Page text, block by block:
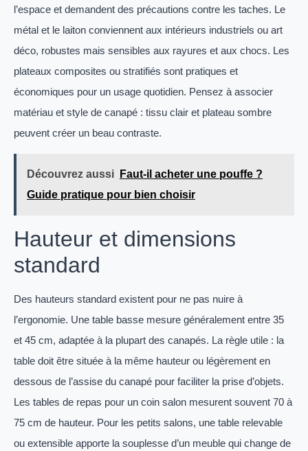
l’espace et demandent des précautions contre les taches. Le
métal et le laiton conviennent aux intérieurs industriels ou art
déco, robustes mais sensibles aux rayures et aux chocs. Les
plateaux composites ou stratifiés sont pratiques et
économiques pour un usage quotidien. Pensez à associer
matériau et style de canapé : tissu clair et plateau sombre
peuvent créer un beau contraste.
Découvrez aussi
Faut-il acheter une pouffe ?
Guide pratique pour bien choisir
Hauteur et dimensions
standard
Des hauteurs standard existent pour ne pas nuire à
l’ergonomie. Une table basse mesure généralement entre 35
et 45 cm, adaptée à la plupart des canapés. La règle utile : la
table doit être située à la même hauteur ou légèrement en
dessous de l’assise du canapé pour faciliter la prise d’objets.
Les tables de repas pour un coin salon mesurent souvent 70 à
75 cm de hauteur. Pour les petits salons, une table relevable
ou extensible apporte la souplesse d’un meuble qui change de